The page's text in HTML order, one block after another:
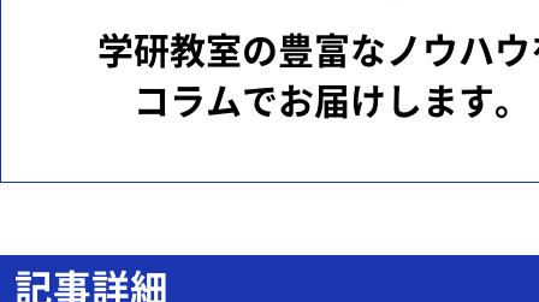
学研教室の豊富なノウハ
コラムでお届けします。
記事詳細